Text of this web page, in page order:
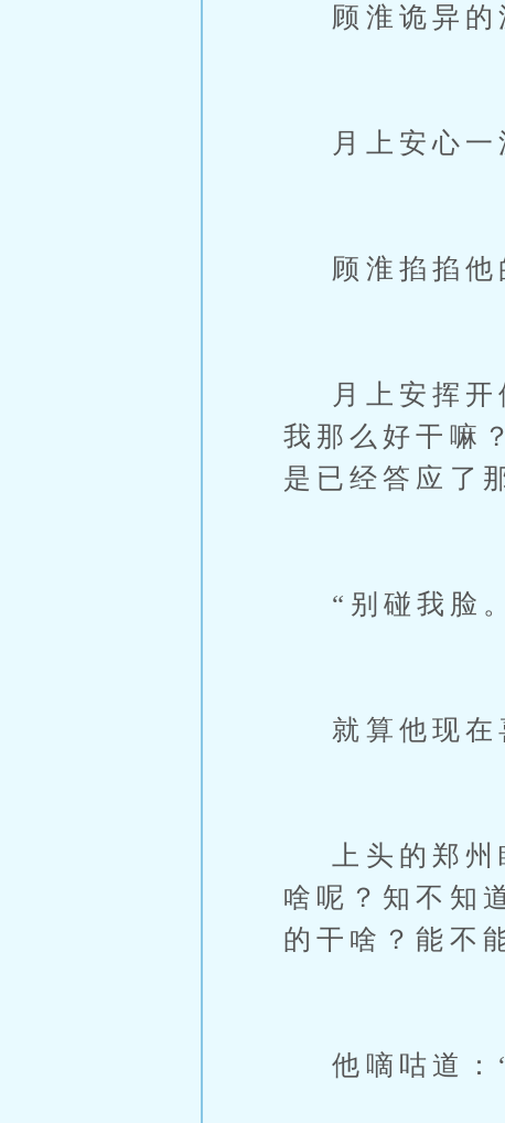
顾淮诡异的
月上安心一
顾淮掐掐他
月上安挥开
我那么好干嘛
是已经答应了
“别碰我脸
就算他现在
上头的郑州
啥呢？知不知
的干啥？能不
他嘀咕道：“